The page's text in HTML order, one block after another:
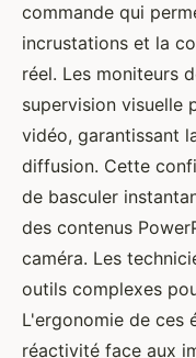
commande qui
incrustations et la
réel. Les moniteurs
supervision visuelle
vidéo, garantissant
diffusion. Cette
de basculer
des contenus
caméra. Les
outils complexes
L'ergonomie de ces
réactivité face aux